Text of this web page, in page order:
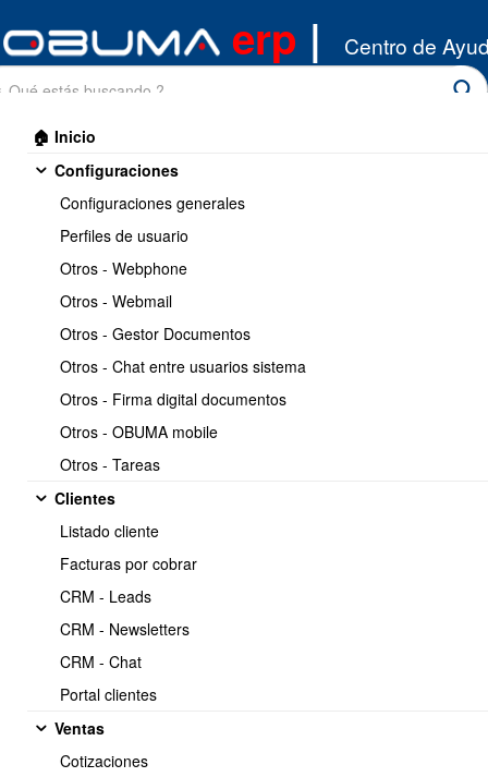
erp | Centro de
🏠 Inicio
Configuraciones
Configuraciones generales
Perfiles de usuario
Otros - Webphone
Otros - Webmail
Otros - Gestor Documentos
Otros - Chat entre usuarios sistema
Otros - Firma digital documentos
Otros - OBUMA mobile
Otros - Tareas
Clientes
Listado cliente
Facturas por cobrar
CRM - Leads
CRM - Newsletters
CRM - Chat
Portal clientes
Ventas
Cotizaciones
Inventario/Productos
Imprimir << Anterior 15 / 32
Codigos SKU por proveedor
Copiar
https://www.obuma.cl/ayuda/articulo/328/codigos-
sku-por-proveedor
OBUMA permite almacenar y localizar los productos por el codigo
SKU de cada proveedor, para lo cual debe seguir los siguientes
Desde la ficha del producto, ingresar el codigo indicando el mismo
y el proveedor.